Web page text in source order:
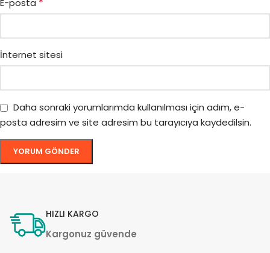
E-posta *
İnternet sitesi
Daha sonraki yorumlarımda kullanılması için adım, e-
posta adresim ve site adresim bu tarayıcıya kaydedilsin.
HIZLI KARGO
Kargonuz güvende